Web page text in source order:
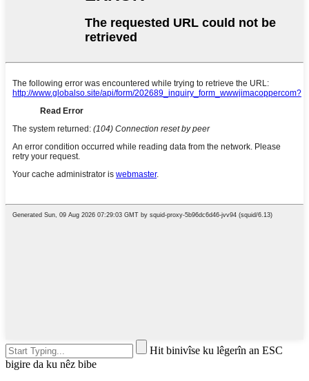
Hit binivîse ku lêgerîn an ESC
bigire da ku nêz bibe